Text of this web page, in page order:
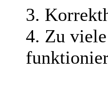
3.
4. Zu